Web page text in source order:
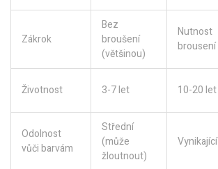
Zákrok
Bez
broušení
(většinou)
Nutnost
brousení
Životnost 3-7 let 10-20 let
Odolnost
vůči barvám
Střední
(může
žloutnout)
Vynikající